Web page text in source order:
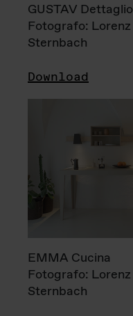
GUSTAV Dettaglio
Fotografo: Lorenz
Sternbach
Download
EMMA Cucina
Fotografo: Lorenz
Sternbach